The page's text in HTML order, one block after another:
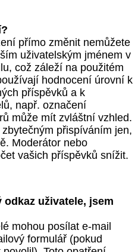
přímo změnit nemůžete
uživatelským jménem v
což záleží na použitém
hodnocení úrovní k
příspěvků a k
např. označení
může mít zvláštní vzhled.
přispíváním jen,
Moderátor nebo
vašich příspěvků snížit.
uživatele, jsem
mohou posílat e-mail
formulář (pokud